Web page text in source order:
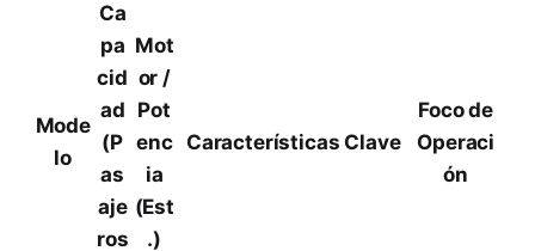
Mode
lo
Ca
pa
cid
ad
(P
as
aje
ros
Mot
or /
Pot
enc
ia
(Est
.)
Características Clave
Foco de
Operaci
ón